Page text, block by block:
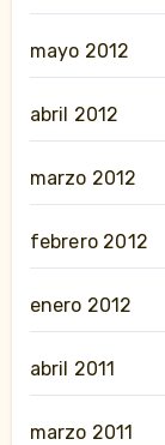
mayo 2012
abril 2012
marzo 2012
febrero 2012
enero 2012
abril 2011
marzo 2011